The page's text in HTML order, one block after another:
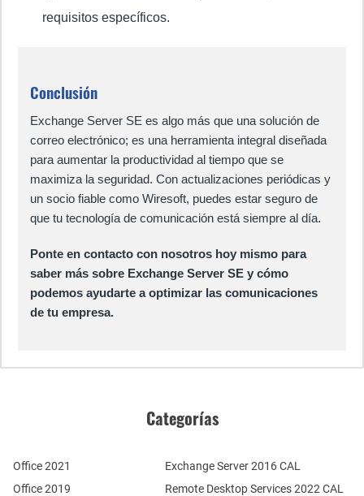
requisitos específicos.
Conclusión
Exchange Server SE es algo más que una solución de
correo electrónico; es una herramienta integral diseñada
para aumentar la productividad al tiempo que se
maximiza la seguridad. Con actualizaciones periódicas y
un socio fiable como Wiresoft, puedes estar seguro de
que tu tecnología de comunicación está siempre al día.
Ponte en contacto con nosotros hoy mismo para
saber más sobre Exchange Server SE y cómo
podemos ayudarte a optimizar las comunicaciones
de tu empresa.
Categorías
Office 2021
Office 2019
Remote Desktop Services 2022 CAL
Exchange Server 2016 CAL